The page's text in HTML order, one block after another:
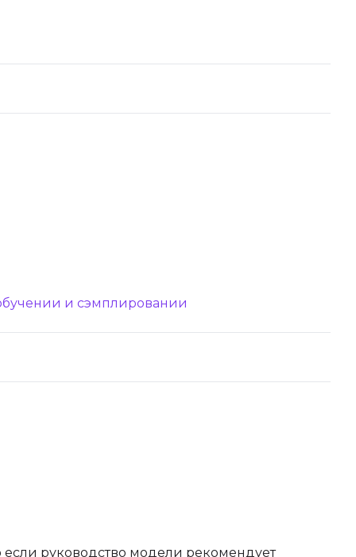
и сэмплировании
руководство модели рекомендует